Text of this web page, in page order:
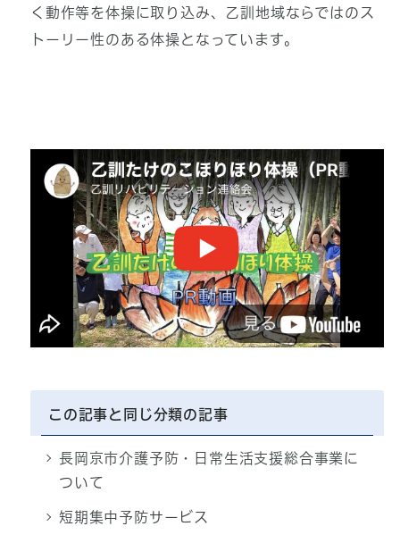
く動作等を体操に取り込み、乙訓地域ならではのス
トーリー性のある体操となっています。
この記事と同じ分類の記事
長岡京市介護予防・日常生活支援総合事業に
ついて
短期集中予防サービス